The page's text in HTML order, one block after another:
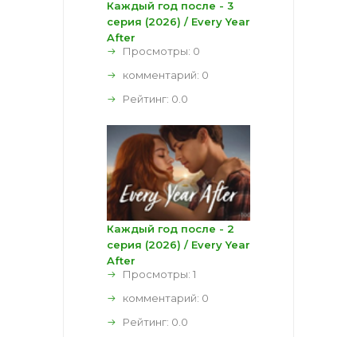
Каждый год после - 3
серия (2026) / Every Year
After
Просмотры: 0
комментарий: 0
Рейтинг: 0.0
Каждый год после - 2
серия (2026) / Every Year
After
Просмотры: 1
комментарий: 0
Рейтинг: 0.0